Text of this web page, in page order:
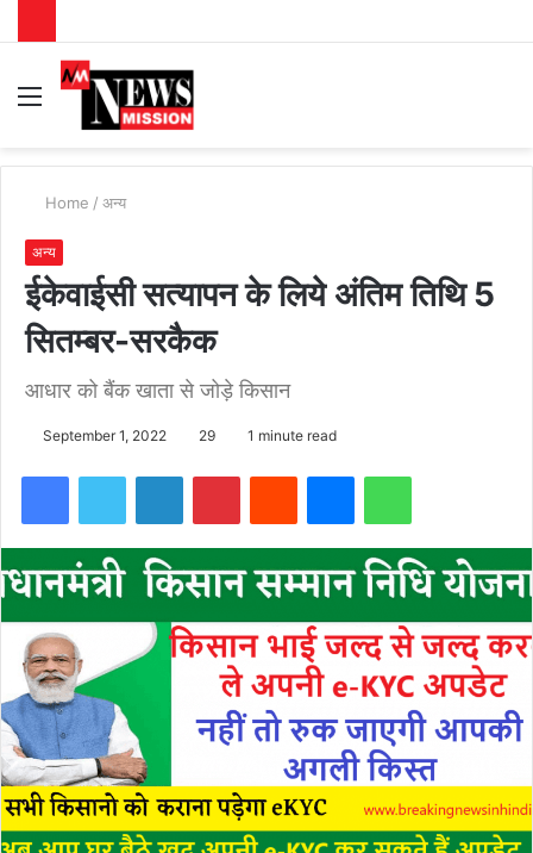
Menu
Home / अन्य
अन्य
ईकेवाईसी सत्यापन के लिये अंतिम तिथि 5
सितम्बर-सरकैक
आधार को बैंक खाता से जोड़े किसान
September 1, 2022 29 1 minute read